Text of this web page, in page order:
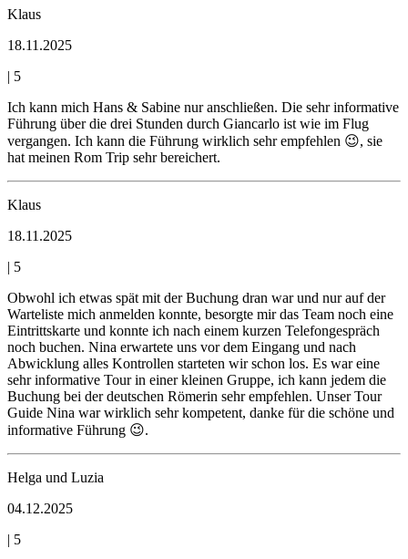
Klaus
18.11.2025
| 5
Ich kann mich Hans & Sabine nur anschließen. Die sehr informative
Führung über die drei Stunden durch Giancarlo ist wie im Flug
vergangen. Ich kann die Führung wirklich sehr empfehlen 😉, sie
hat meinen Rom Trip sehr bereichert.
Klaus
18.11.2025
| 5
Obwohl ich etwas spät mit der Buchung dran war und nur auf der
Warteliste mich anmelden konnte, besorgte mir das Team noch eine
Eintrittskarte und konnte ich nach einem kurzen Telefongespräch
noch buchen. Nina erwartete uns vor dem Eingang und nach
Abwicklung alles Kontrollen starteten wir schon los. Es war eine
sehr informative Tour in einer kleinen Gruppe, ich kann jedem die
Buchung bei der deutschen Römerin sehr empfehlen. Unser Tour
Guide Nina war wirklich sehr kompetent, danke für die schöne und
informative Führung 😉.
Helga und Luzia
04.12.2025
| 5